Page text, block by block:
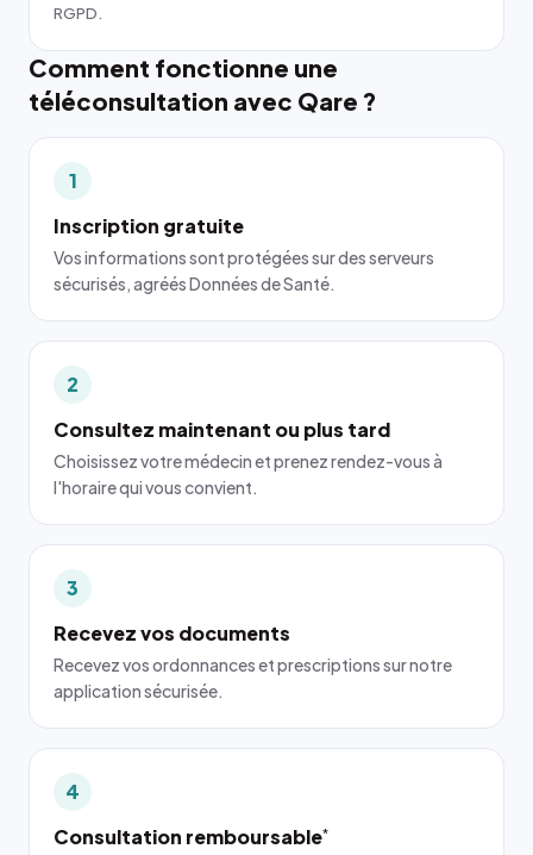
RGPD.
Comment fonctionne une
téléconsultation avec Qare ?
1
Inscription gratuite
Vos informations sont protégées sur des serveurs
sécurisés, agréés Données de Santé.
2
Consultez maintenant ou plus tard
Choisissez votre médecin et prenez rendez-vous à
l'horaire qui vous convient.
3
Recevez vos documents
Recevez vos ordonnances et prescriptions sur notre
application sécurisée.
4
Consultation remboursable*